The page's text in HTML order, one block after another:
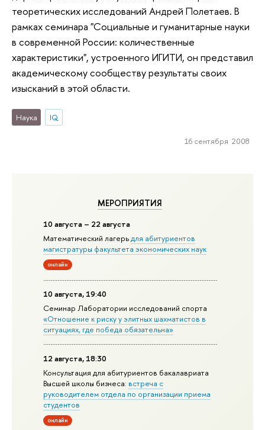
МЕРОПРИЯТИЯ
10 августа – 22 августа
Математический лагерьдля абитуриентов
магистратуры факультета экономических наук
онлайн
10 августа, 19:40
Семинар Лаборатории исследований спорта
«Отношение к риску у элитных шахматистов в
ситуациях, где победа обязательна»
12 августа, 18:30
Консультация для абитуриентов бакалавриата
Высшей школы бизнеса: встреча с
руководителем отдела по организации приема
студентов
онлайн
теоретических исследований Андрей Полетаев. В
рамках семинара "Социальные и гуманитарные науки
в современной России: количественные
характеристики", устроенного ИГИТИ, он представил
академическому сообществу результаты своих
изысканий в этой области.
Наука IQ
16 сентября 2008